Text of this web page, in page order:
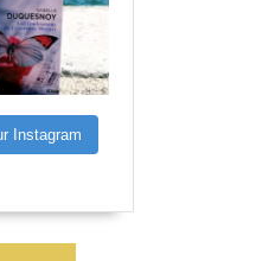
Instagram